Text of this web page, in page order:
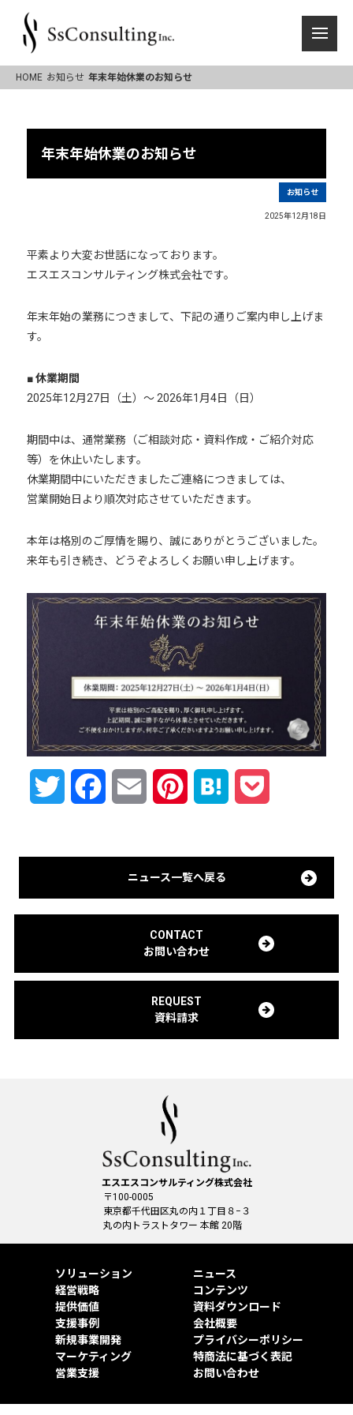
HOME お知らせ 年末年始休業のお知らせ
年末年始休業のお知らせ
お知らせ
2025年12月18日
平素より大変お世話になっております。
エスエスコンサルティング株式会社です。
年末年始の業務につきまして、下記の通りご案内申し上げま
す。
■ 休業期間
2025年12月27日（土）〜 2026年1月4日（日）
期間中は、通常業務（ご相談対応・資料作成・ご紹介対応
等）を休止いたします。
休業期間中にいただきましたご連絡につきましては、
営業開始日より順次対応させていただきます。
本年は格別のご厚情を賜り、誠にありがとうございました。
来年も引き続き、どうぞよろしくお願い申し上げます。
Twitter FacebookEmail Pinterest Hatena
ニュース一覧へ戻る
CONTACT
お問い合わせ
REQUEST
資料請求
エスエスコンサルティング株式会社
〒100-0005
東京都千代田区丸の内１丁目８−３
丸の内トラストタワー 本館 20階
ソリューション
経営戦略
提供価値
支援事例
新規事業開発
マーケティング
営業支援
ニュース
コンテンツ
資料ダウンロード
会社概要
プライバシーポリシー
特商法に基づく表記
お問い合わせ